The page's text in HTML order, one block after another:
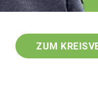
ZUM